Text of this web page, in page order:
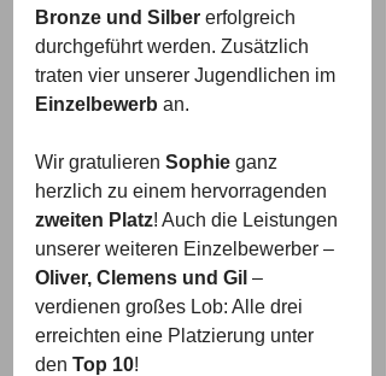
Bronze und Silber erfolgreich
durchgeführt werden. Zusätzlich
traten vier unserer Jugendlichen im
Einzelbewerb an.
Wir gratulieren Sophie ganz
herzlich zu einem hervorragenden
zweiten Platz! Auch die Leistungen
unserer weiteren Einzelbewerber –
Oliver, Clemens und Gil –
verdienen großes Lob: Alle drei
erreichten eine Platzierung unter
den Top 10!